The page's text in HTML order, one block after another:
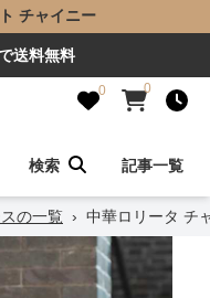
チャイニー
送料無料
0 0
検索 記事一覧
の一覧 › 中華ロリータ チ